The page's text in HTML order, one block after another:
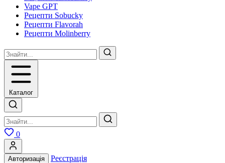
Vape GPT
Рецепти Sobucky
Рецепти Flavorah
Рецепти Molinberry
Каталог
0
Авторизація Реєстрація